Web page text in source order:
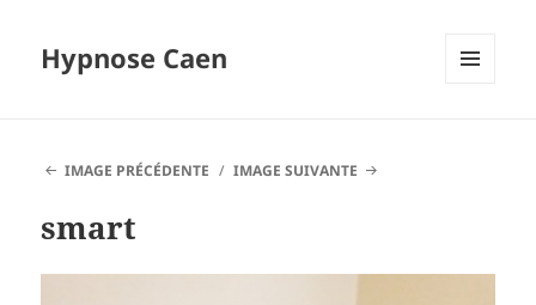
Hypnose Caen
IMAGE PRÉCÉDENTE
IMAGE SUIVANTE
smart